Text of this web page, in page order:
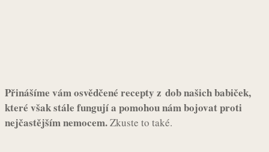
Přinášíme vám osvědčené recepty z dob našich babiček,
které však stále fungují a pomohou nám bojovat proti
nejčastějším nemocem.Zkuste to také.